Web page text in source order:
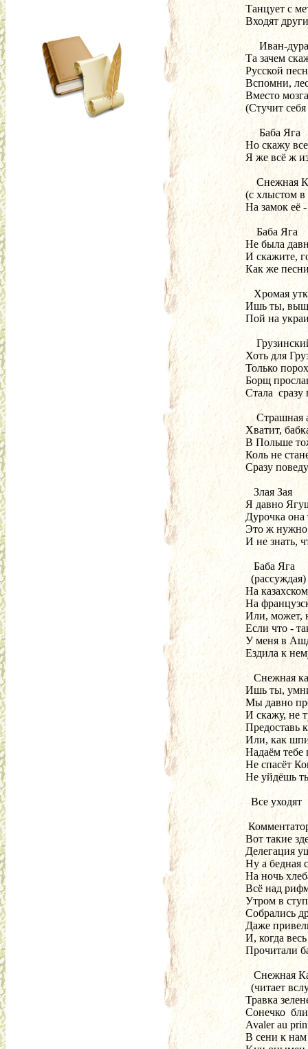
Танцует с
Входят
Иван-
Та зачем
Русской
Вспомни,
Вместо
(Стучит
Баба Яга
Но скажу
Я же всё ж
Снежная
(с хлыстом в
На замок её
Баба Яга
Не была
И скажите,
Как же
Хромая
Ишь ты,
Пой на
Хоть для
Только
Борщ
Стала  сразу
Страшная
Хватит,
В Польше
Коль не
Сразу
Злая Зая
Я давно
Дурочка она
Это ж
И не знать,
Баба Яга
(рассуждая)
На
На
Или, может,
Если что -
У меня в
Ездила к
Снежная
Ишь ты,
Мы давно
И скажу, не
Предоставь
Или, как
Надаём тебе
Не спасёт
Не уйдёшь
Все уходят
Вот такие
Делегация
Ну а бедная
На ночь
Всё над
Утром в
Собрались
Даже
И, когда
Прочитали
Снежная
(читает
Травка
Сонечко
Avaler au
В сени к нам